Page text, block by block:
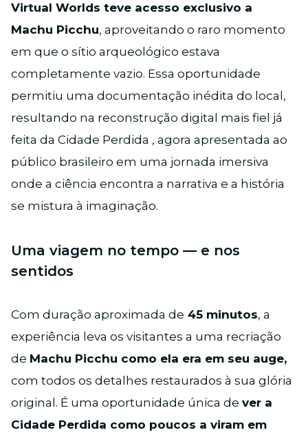
Virtual Worlds teve acesso exclusivo a
Machu Picchu, aproveitando o raro momento
em que o sítio arqueológico estava
completamente vazio. Essa oportunidade
permitiu uma documentação inédita do local,
resultando na reconstrução digital mais fiel já
feita da Cidade Perdida , agora apresentada ao
público brasileiro em uma jornada imersiva
onde a ciência encontra a narrativa e a história
se mistura à imaginação.
Uma viagem no tempo — e nos
sentidos
Com duração aproximada de 45 minutos, a
experiência leva os visitantes a uma recriação
de Machu Picchu como ela era em seu auge,
com todos os detalhes restaurados à sua glória
original. É uma oportunidade única de ver a
Cidade Perdida como poucos a viram em